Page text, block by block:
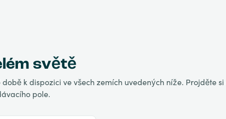
světě
k dispozici ve všech zemích uvedených níže. Projděte
pole.